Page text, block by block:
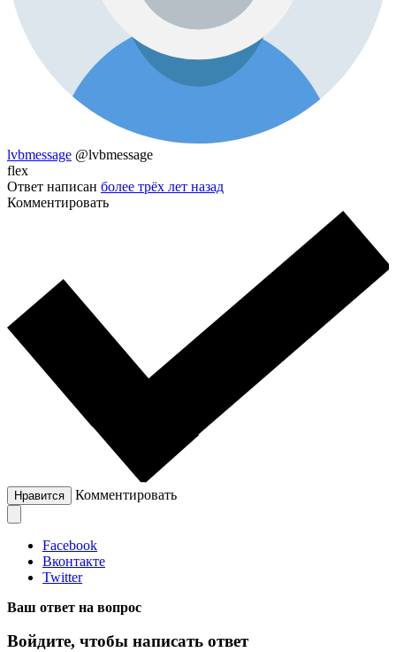
lvbmessage @lvbmessage
flex
Ответ написан более трёх лет назад
Комментировать
Нравится Комментировать
Facebook
Вконтакте
Twitter
Ваш ответ на вопрос
Войдите, чтобы написать ответ